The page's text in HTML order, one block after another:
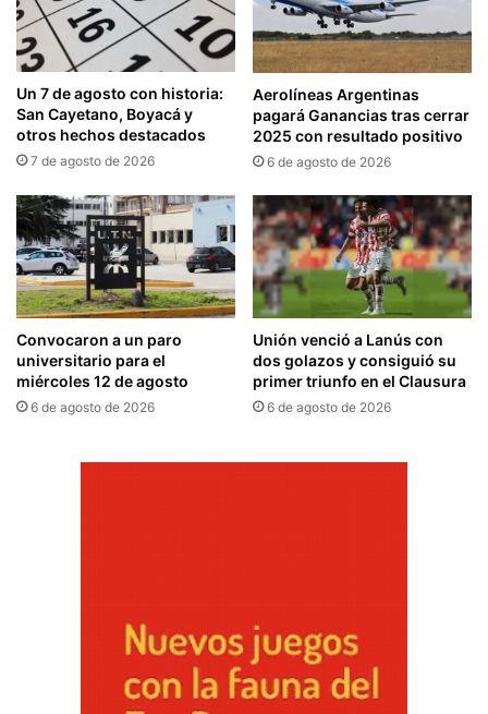
Un 7 de agosto con historia:
San Cayetano, Boyacá y
otros hechos destacados
7 de agosto de 2026
Aerolíneas Argentinas
pagará Ganancias tras cerrar
2025 con resultado positivo
6 de agosto de 2026
Convocaron a un paro
universitario para el
miércoles 12 de agosto
6 de agosto de 2026
Unión venció a Lanús con
dos golazos y consiguió su
primer triunfo en el Clausura
6 de agosto de 2026